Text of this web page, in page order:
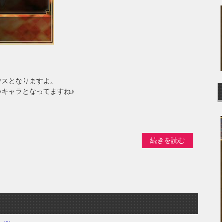
となりますよ。
ャラとなってますね♪
続きを読む